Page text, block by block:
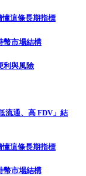
懂這條長期指標
幣市場結構
利與風險
流通、高 FDV」結
懂這條長期指標
幣市場結構